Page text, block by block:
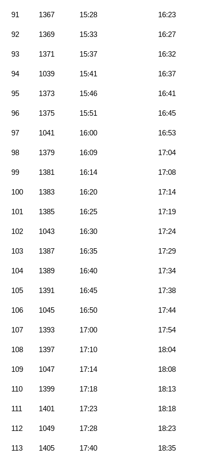
91 1367 15:28 16:23
92 1369 15:33 16:27
93 1371 15:37 16:32
94 1039 15:41 16:37
95 1373 15:46 16:41
96 1375 15:51 16:45
97 1041 16:00 16:53
98 1379 16:09 17:04
99 1381 16:14 17:08
100 1383 16:20 17:14
101 1385 16:25 17:19
102 1043 16:30 17:24
103 1387 16:35 17:29
104 1389 16:40 17:34
105 1391 16:45 17:38
106 1045 16:50 17:44
107 1393 17:00 17:54
108 1397 17:10 18:04
109 1047 17:14 18:08
110 1399 17:18 18:13
111 1401 17:23 18:18
112 1049 17:28 18:23
113 1405 17:40 18:35